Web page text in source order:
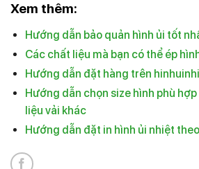
Xem thêm:
Hướng dẫn bảo quản hình ủi tốt
Các chất liệu mà bạn có thể ép
Hướng dẫn đặt hàng trên
Hướng dẫn chọn size hình phù
liệu vải khác
Hướng dẫn đặt in hình ủi nhiệt